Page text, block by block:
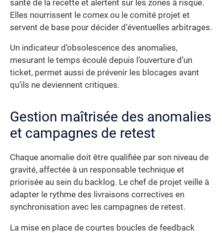
santé de la recette et alertent sur les zones à risque.
Elles nourrissent le comex ou le comité projet et
servent de base pour décider d’éventuelles arbitrages.
Un indicateur d’obsolescence des anomalies,
mesurant le temps écoulé depuis l’ouverture d’un
ticket, permet aussi de prévenir les blocages avant
qu’ils ne deviennent critiques.
Gestion maîtrisée des anomalies
et campagnes de retest
Chaque anomalie doit être qualifiée par son niveau de
gravité, affectée à un responsable technique et
priorisée au sein du backlog. Le chef de projet veille à
adapter le rythme des livraisons correctives en
synchronisation avec les campagnes de retest.
La mise en place de courtes boucles de feedback